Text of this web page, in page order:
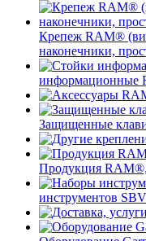
Крепеж RAM®
наконечники,
информационные
Защищенные
Продукция RAM®,
инструментов